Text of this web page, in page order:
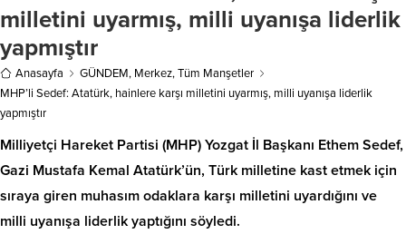
milletini uyarmış, milli uyanışa liderlik
yapmıştır
Anasayfa GÜNDEM, Merkez,Tüm Manşetler
MHP’li Sedef: Atatürk, hainlere karşı milletini uyarmış, milli uyanışa liderlik
yapmıştır
Milliyetçi Hareket Partisi (MHP) Yozgat İl Başkanı Ethem Sedef,
Gazi Mustafa Kemal Atatürk’ün, Türk milletine kast etmek için
sıraya giren muhasım odaklara karşı milletini uyardığını ve
milli uyanışa liderlik yaptığını söyledi.